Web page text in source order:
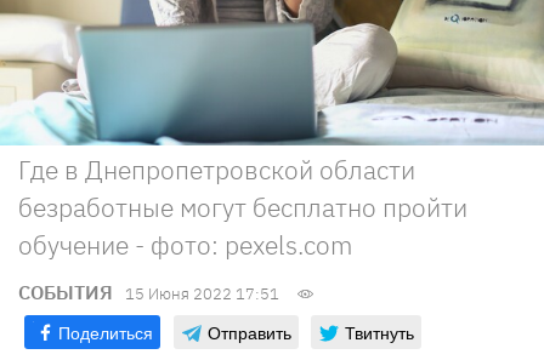
Где в Днепропетровской области
безработные могут бесплатно пройти
обучение - фото: pexels.com
СОБЫТИЯ 15 Июня 2022 17:51
Поделиться Отправить Твитнуть